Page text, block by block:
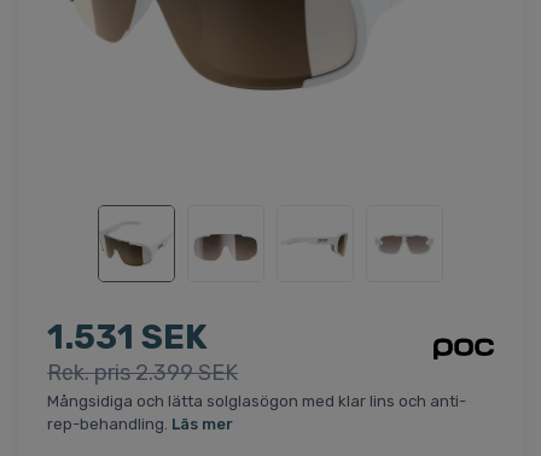
1.531 SEK
Rek. pris 2.399 SEK
Mångsidiga och lätta solglasögon med klar lins och anti-
rep-behandling. Läs mer